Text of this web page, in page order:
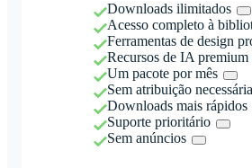
Downloads ilimitados
Acesso completo à
Ferramentas de design
Recursos de IA premium
Um pacote por mês
Sem atribuição necessária
Downloads mais rápidos
Suporte prioritário
Sem anúncios